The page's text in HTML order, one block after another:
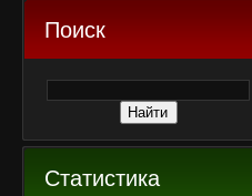
Поиск
Статистика